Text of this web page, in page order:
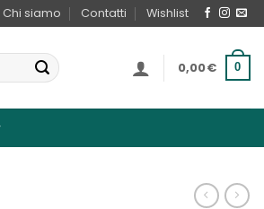
Chi siamo Contatti Wishlist
0,00€ 0